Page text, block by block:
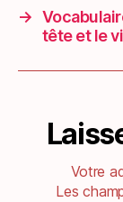
→
tête et le
Votre
Les